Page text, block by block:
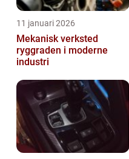
11 januari 2026
Mekanisk verksted
ryggraden i moderne
industri